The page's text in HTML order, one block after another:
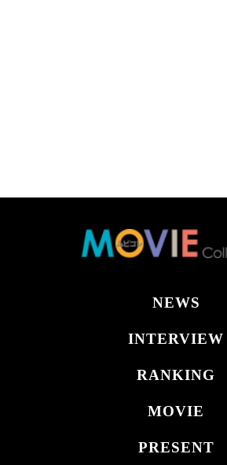
NEWS
INTERVIEW
RANKING
MOVIE
PRESENT